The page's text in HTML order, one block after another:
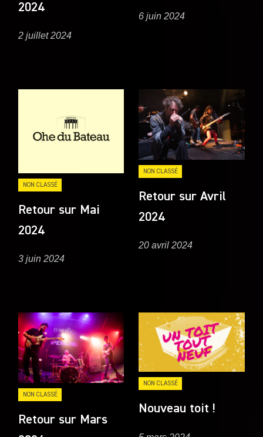
2024
2 juillet 2024
6 juin 2024
NON CLASSÉ
Retour sur Mai
2024
3 juin 2024
NON CLASSÉ
Retour sur Avril
2024
20 avril 2024
NON CLASSÉ
Retour sur Mars
NON CLASSÉ
Nouveau toit !